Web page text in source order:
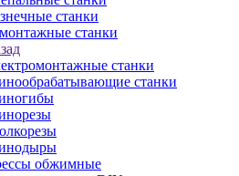
станки
станки
станки
станки
обжимные